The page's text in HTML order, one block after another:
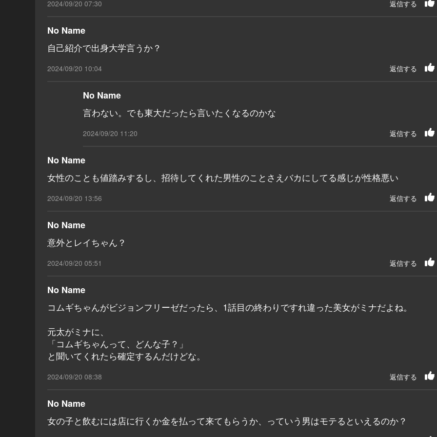
2024/09/20 07:30 返信する
No Name
自己紹介で出身大学言うか？
2024/09/20 10:04 返信する
No Name
言わない。でも東大だったら言いたくなるのかな
2024/09/20 11:20 返信する
No Name
女性のことも値踏みするし、招待してくれた男性のことさえバカにしてる感じが性格悪い
2024/09/20 13:56 返信する
No Name
意外とレイちゃん？
2024/09/20 05:51 返信する
No Name
コムギちゃんがビジョンフリーゼだったら、1話目の終わりですれ違った美女がミナだよね。
元太がミナに、
「コムギちゃんって、どんな子？」
と聞いてくれたら確定するんだけどな。
2024/09/20 08:38 返信する
No Name
女の子と飲むには店に行くか金を払って来てもらうか、っていう男はモテるといえるのか？